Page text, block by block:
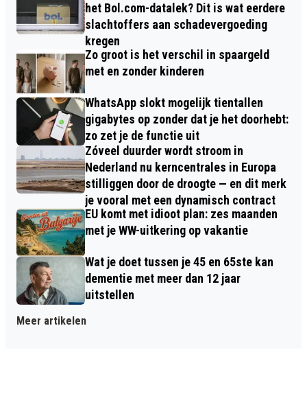
het Bol.com-datalek? Dit is wat eerdere
slachtoffers aan schadevergoeding
kregen
Zo groot is het verschil in spaargeld
met en zonder kinderen
WhatsApp slokt mogelijk tientallen
gigabytes op zonder dat je het doorhebt:
zo zet je de functie uit
Zóveel duurder wordt stroom in
Nederland nu kerncentrales in Europa
stilliggen door de droogte — en dit merk
je vooral met een dynamisch contract
EU komt met idioot plan: zes maanden
met je WW-uitkering op vakantie
Wat je doet tussen je 45 en 65ste kan
dementie met meer dan 12 jaar
uitstellen
Meer artikelen